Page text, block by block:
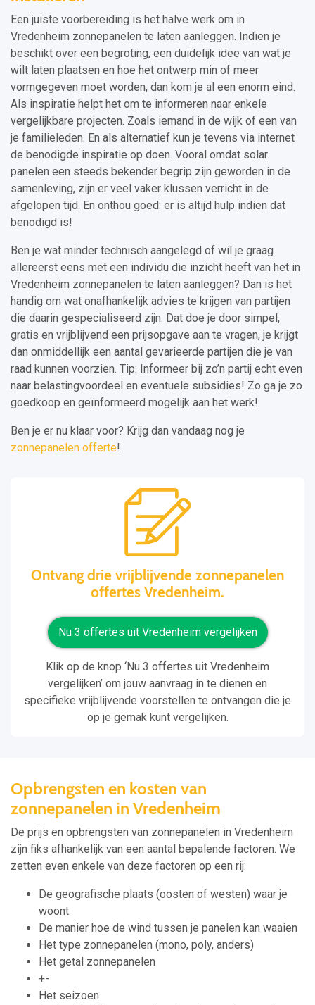
Een juiste voorbereiding is het halve werk om in
Vredenheim zonnepanelen te laten aanleggen. Indien je
beschikt over een begroting, een duidelijk idee van wat je
wilt laten plaatsen en hoe het ontwerp min of meer
vormgegeven moet worden, dan kom je al een enorm eind.
Als inspiratie helpt het om te informeren naar enkele
vergelijkbare projecten. Zoals iemand in de wijk of een van
je familieleden. En als alternatief kun je tevens via internet
de benodigde inspiratie op doen. Vooral omdat solar
panelen een steeds bekender begrip zijn geworden in de
samenleving, zijn er veel vaker klussen verricht in de
afgelopen tijd. En onthou goed: er is altijd hulp indien dat
benodigd is!
Ben je wat minder technisch aangelegd of wil je graag
allereerst eens met een individu die inzicht heeft van het in
Vredenheim zonnepanelen te laten aanleggen? Dan is het
handig om wat onafhankelijk advies te krijgen van partijen
die daarin gespecialiseerd zijn. Dat doe je door simpel,
gratis en vrijblijvend een prijsopgave aan te vragen, je krijgt
dan onmiddellijk een aantal gevarieerde partijen die je van
raad kunnen voorzien. Tip: Informeer bij zo’n partij echt even
naar belastingvoordeel en eventuele subsidies! Zo ga je zo
goedkoop en geïnformeerd mogelijk aan het werk!
Ben je er nu klaar voor? Krijg dan vandaag nog je
zonnepanelen offerte!
Ontvang drie vrijblijvende zonnepanelen
offertes Vredenheim.
Nu 3 offertes uit Vredenheim vergelijken
Klik op de knop ‘Nu 3 offertes uit Vredenheim
vergelijken’ om jouw aanvraag in te dienen en
specifieke vrijblijvende voorstellen te ontvangen die je
op je gemak kunt vergelijken.
Opbrengsten en kosten van
zonnepanelen in Vredenheim
De prijs en opbrengsten van zonnepanelen in Vredenheim
zijn fiks afhankelijk van een aantal bepalende factoren. We
zetten even enkele van deze factoren op een rij:
De geografische plaats (oosten of westen) waar je
woont
De manier hoe de wind tussen je panelen kan waaien
Het type zonnepanelen (mono, poly, anders)
Het getal zonnepanelen
+-
Het seizoen